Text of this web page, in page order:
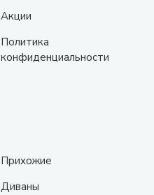
Акции
Политика
конфиденциальности
Прихожие
Диваны